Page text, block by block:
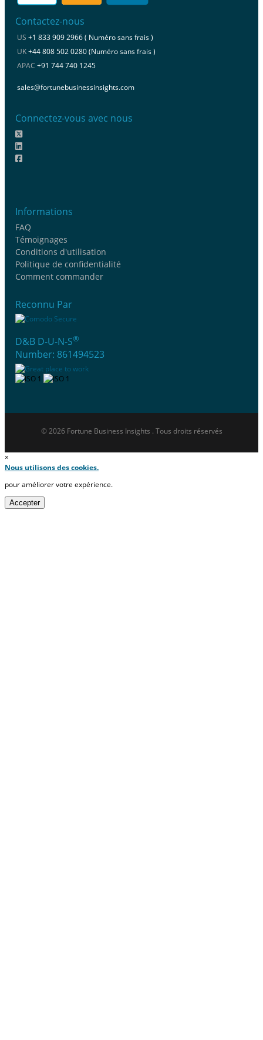
Contactez-nous
US +1 833 909 2966 ( Numéro sans frais )
UK+44 808 502 0280 (Numéro sans frais )
APAC +91 744 740 1245
sales@fortunebusinessinsights.com
Connectez-vous avec nous
Informations
FAQ
Témoignages
Conditions d'utilisation
Politique de confidentialité
Comment commander
Reconnu Par
D&B D-U-N-S®
Number: 861494523
© 2026 Fortune Business Insights . Tous droits réservés
×
Nous utilisons des cookies.
pour améliorer votre expérience.
Accepter